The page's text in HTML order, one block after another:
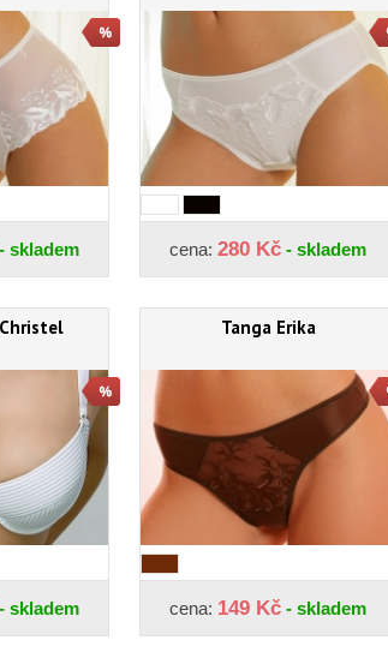
- skladem cena: 280 Kč - skladem
- skladem
Tanga Erika
cena: 149 Kč - skladem